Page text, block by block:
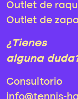
Outlet de
Outlet de
¿Tienes
alguna
Consultorio